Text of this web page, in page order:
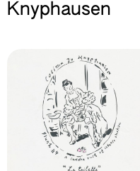
Knyphausen